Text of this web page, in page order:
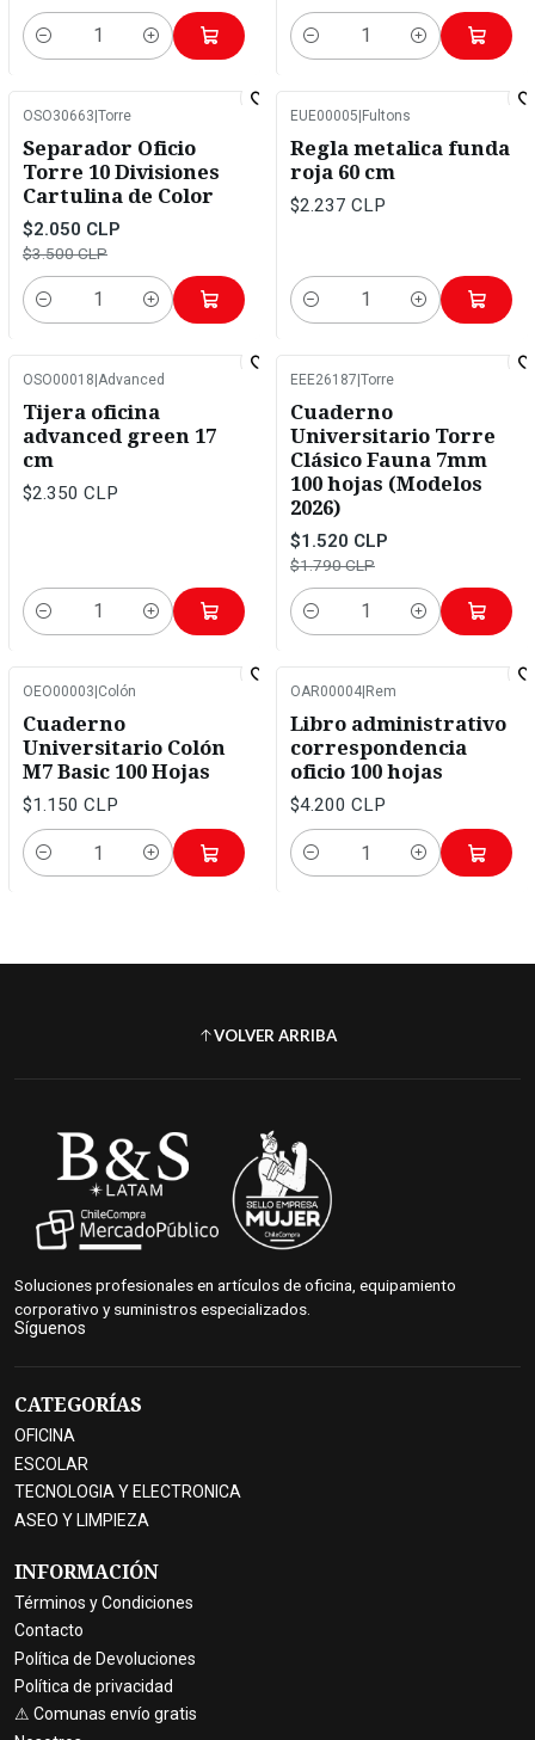
Cantidad Cantidad
OSO30663|Torre
Separador Oficio
Torre 10 Divisiones
Cartulina de Color
$2.050 CLP
$3.500 CLP
Cantidad
EUE00005|Fultons
Regla metalica funda
roja 60 cm
$2.237 CLP
Cantidad
OSO00018|Advanced
Tijera oficina
advanced green 17
cm
$2.350 CLP
Cantidad
EEE26187|Torre
Cuaderno
Universitario Torre
Clásico Fauna 7mm
100 hojas (Modelos
2026)
$1.520 CLP
$1.790 CLP
Cantidad
OEO00003|Colón
Cuaderno
Universitario Colón
M7 Basic 100 Hojas
$1.150 CLP
Cantidad
OAR00004|Rem
Libro administrativo
correspondencia
oficio 100 hojas
$4.200 CLP
Cantidad
VOLVER ARRIBA
Soluciones profesionales en artículos de oficina, equipamiento
corporativo y suministros especializados.
Síguenos
CATEGORÍAS
OFICINA
ESCOLAR
TECNOLOGIA Y ELECTRONICA
ASEO Y LIMPIEZA
INFORMACIÓN
Términos y Condiciones
Contacto
Política de Devoluciones
Política de privacidad
⚠ Comunas envío gratis